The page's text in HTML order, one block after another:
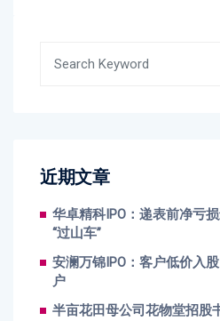
近期文章
华卓精科IPO：递表前净亏
“过山车”
安澜万锦IPO：客户低价入
户
半亩花田母公司花物堂招股